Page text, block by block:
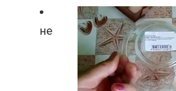
не